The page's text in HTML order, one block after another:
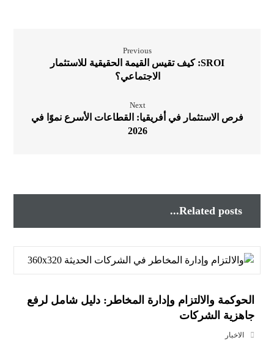
Previous
SROI: كيف تقيس القيمة الحقيقية للاستثمار
الاجتماعي؟
Next
فرص الاستثمار في أفريقيا: القطاعات الأسرع نموًا في
2026
Related posts...
الحوكمة والالتزام وإدارة المخاطر: دليل شامل لرفع
جاهزية الشركات
الاخبار